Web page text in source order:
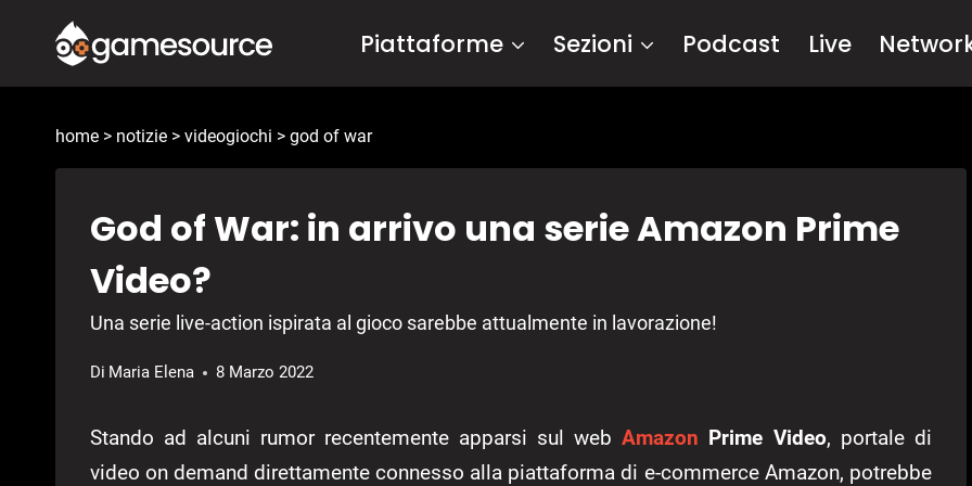
contenuto
Piattaforme Sezioni Podcast Live
home > notizie > videogiochi > god of war
God of War: in arrivo una serie Amazon Prime
Video?
Una serie live-action ispirata al gioco sarebbe attualmente in lavorazione!
Di Maria Elena 8 Marzo 2022
Stando ad alcuni rumor recentemente apparsi sul webAmazon Prime Video, portale di
video on demand direttamente connesso alla piattaforma di e-commerce Amazon, potrebbe